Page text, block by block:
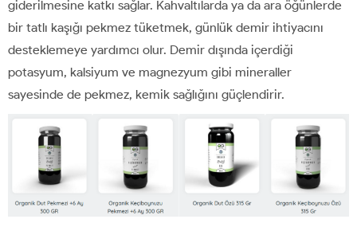
giderilmesine katkı sağlar. Kahvaltılarda ya da ara öğünlerde
bir tatlı kaşığı pekmez tüketmek, günlük demir ihtiyacını
desteklemeye yardımcı olur. Demir dışında içerdiği
potasyum, kalsiyum ve magnezyum gibi mineraller
sayesinde de pekmez, kemik sağlığını güçlendirir.